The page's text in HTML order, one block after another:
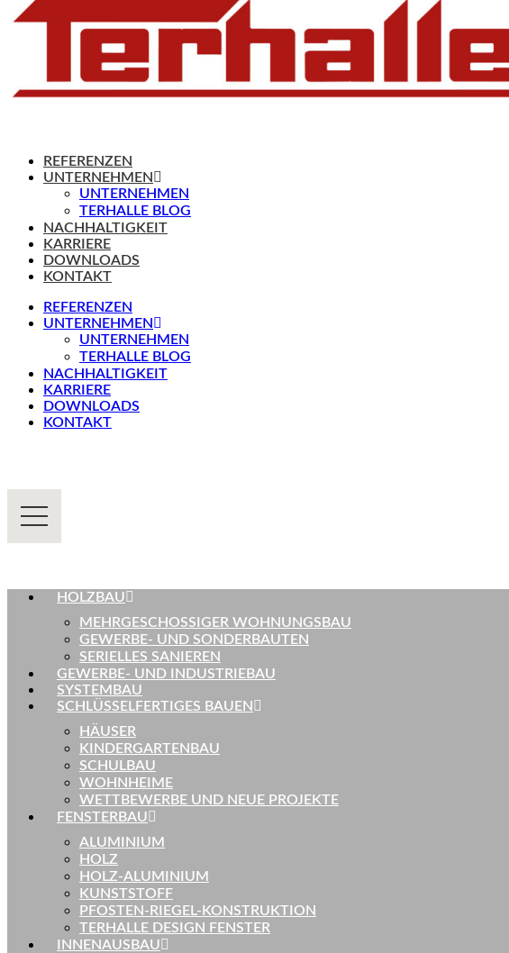
REFERENZEN
UNTERNEHMEN
UNTERNEHMEN
TERHALLE BLOG
NACHHALTIGKEIT
KARRIERE
DOWNLOADS
KONTAKT
REFERENZEN
UNTERNEHMEN
UNTERNEHMEN
TERHALLE BLOG
NACHHALTIGKEIT
KARRIERE
DOWNLOADS
KONTAKT
HOLZBAU
MEHRGESCHOSSIGER WOHNUNGSBAU
GEWERBE- UND SONDERBAUTEN
SERIELLES SANIEREN
GEWERBE- UND INDUSTRIEBAU
SYSTEMBAU
SCHLÜSSELFERTIGES BAUEN
HÄUSER
KINDERGARTENBAU
SCHULBAU
WOHNHEIME
WETTBEWERBE UND NEUE PROJEKTE
FENSTERBAU
ALUMINIUM
HOLZ
HOLZ-ALUMINIUM
KUNSTSTOFF
PFOSTEN-RIEGEL-KONSTRUKTION
TERHALLE DESIGN FENSTER
INNENAUSBAU